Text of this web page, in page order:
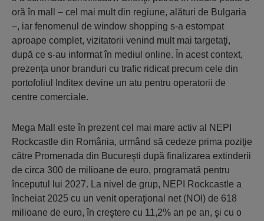
oră în mall – cel mai mult din regiune, alături de Bulgaria
–, iar fenomenul de window shopping s-a estompat
aproape complet, vizitatorii venind mult mai targetaţi,
după ce s-au informat în mediul online. În acest context,
prezenţa unor branduri cu trafic ridicat precum cele din
portofoliul Inditex devine un atu pentru operatorii de
centre comerciale.
Mega Mall este în prezent cel mai mare activ al NEPI
Rockcastle din România, urmând să cedeze prima poziţie
către Promenada din Bucureşti după finalizarea extinderii
de circa 300 de milioane de euro, programată pentru
începutul lui 2027. La nivel de grup, NEPI Rockcastle a
încheiat 2025 cu un venit operaţional net (NOI) de 618
milioane de euro, în creştere cu 11,2% an pe an, şi cu o